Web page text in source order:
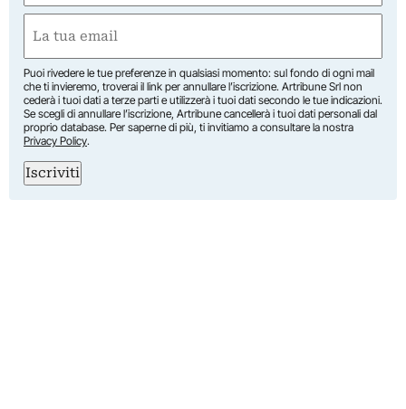
Nome
(Obbligatorio)
Puoi rivedere le tue preferenze in qualsiasi momento: sul fondo di ogni mail
che ti invieremo, troverai il link per annullare l’iscrizione. Artribune Srl non
cederà i tuoi dati a terze parti e utilizzerà i tuoi dati secondo le tue indicazioni.
Se scegli di annullare l’iscrizione, Artribune cancellerà i tuoi dati personali dal
proprio database. Per saperne di più, ti invitiamo a consultare la nostra
Privacy Policy.
Iscriviti